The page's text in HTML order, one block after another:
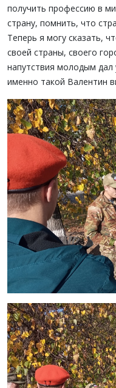
получить профессию в
страну, помнить, что
Теперь я могу сказать,
своей страны, своего
напутствия молодым
именно такой Валентин